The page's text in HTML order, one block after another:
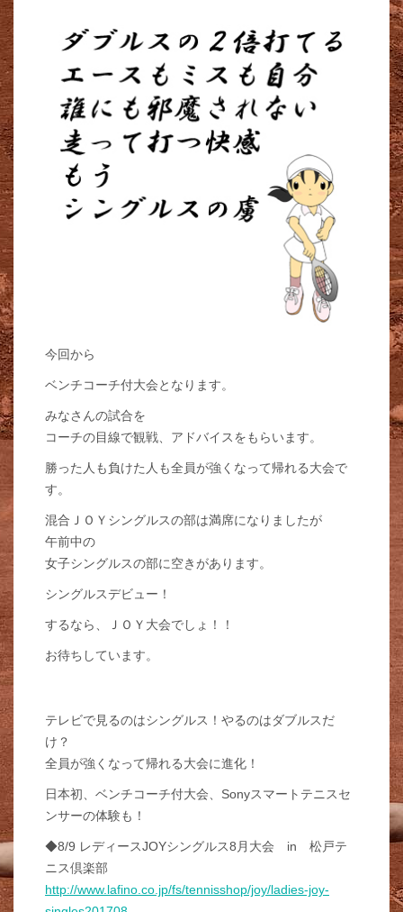
今回から
ベンチコーチ付大会となります。
みなさんの試合を
コーチの目線で観戦、アドバイスをもらいます。
勝った人も負けた人も全員が強くなって帰れる大会で
す。
混合ＪＯＹシングルスの部は満席になりましたが
午前中の
女子シングルスの部に空きがあります。
シングルスデビュー！
するなら、ＪＯＹ大会でしょ！！
お待ちしています。
テレビで見るのはシングルス！やるのはダブルスだ
け？
全員が強くなって帰れる大会に進化！
日本初、ベンチコーチ付大会、Sonyスマートテニスセ
ンサーの体験も！
◆8/9 レディースJOYシングルス8月大会 in 松戸テ
ニス倶楽部
http://www.lafino.co.jp/fs/tennisshop/joy/ladies-joy-